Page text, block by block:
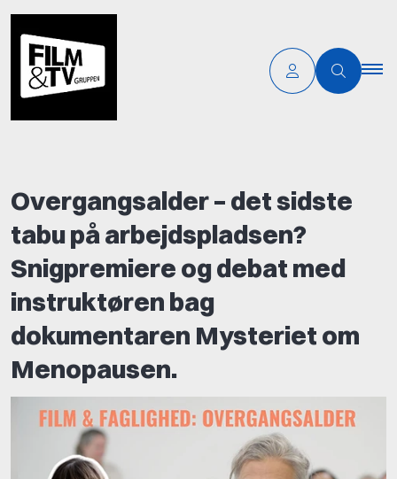
Overgangsalder – det sidste
tabu på arbejdspladsen?
Snigpremiere og debat med
instruktøren bag
dokumentaren Mysteriet om
Menopausen.